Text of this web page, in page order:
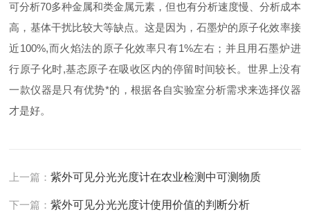
可分析70多种金属和类金属元素，但也有分析速度慢、分析成本
高，基体干扰比较大等缺点。这是因为，石墨炉的原子化效率接
近100%,而火焰法的原子化效率只有1%左右；并且用石墨炉进
行原子化时,基态原子在吸收区内的停留时间较长。世界上没有
一款仪器是只有优势*的，根据各自实验室分析需求来选择仪器
才是好。
上一篇：紫外可见分光光度计在农业检测中可测物质
下一篇：紫外可见分光光度计使用价值的判断分析